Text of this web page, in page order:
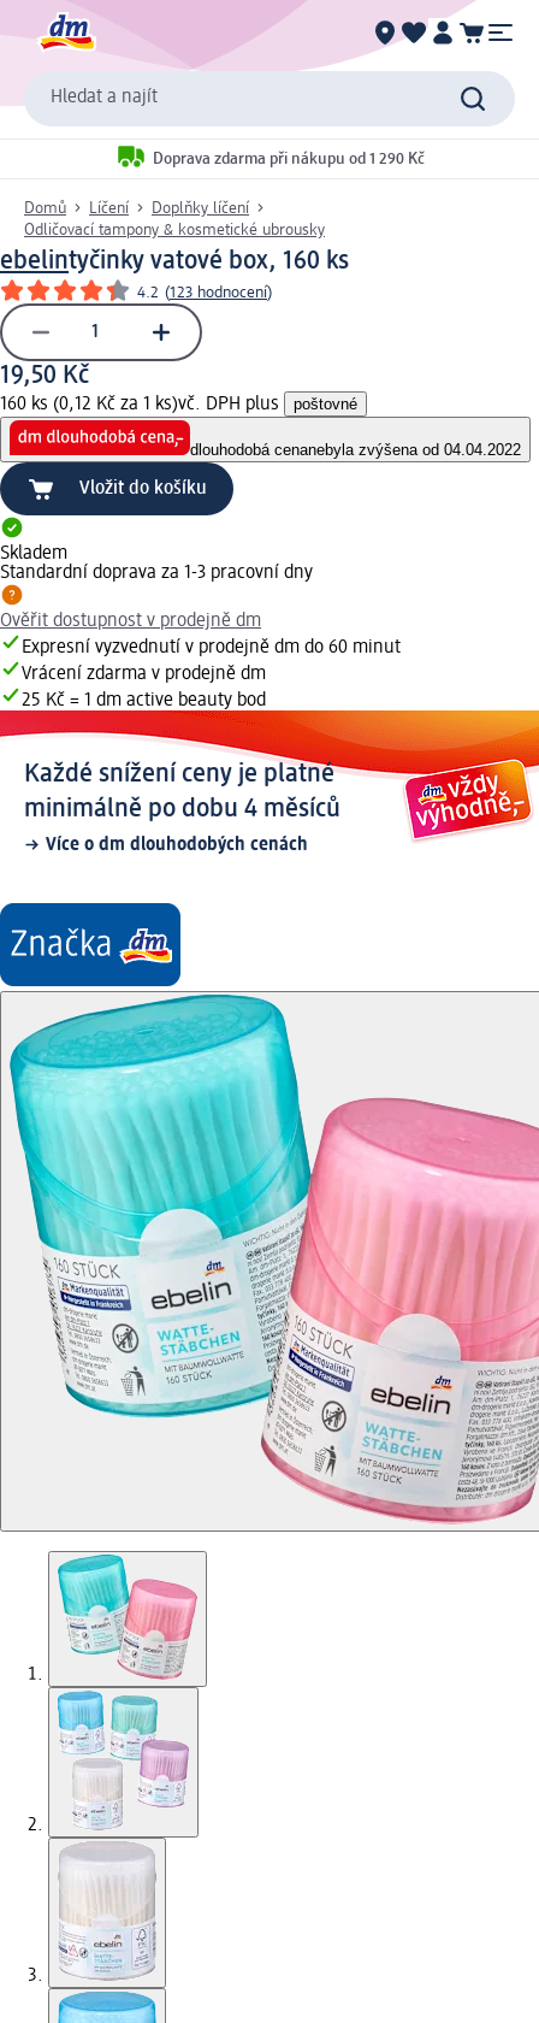
Hledat a najít
Doprava zdarma při nákupu od 1 290 Kč
Domů Líčení
Doplňky líčení
Odličovací tampony & kosmetické ubrousky
ebelintyčinky vatové box, 160 ks
4.2 (123 hodnocení)
19,50 Kč
160 ks (0,12 Kč za 1 ks)vč. DPH plus poštovné
dlouhodobá cenanebyla zvýšena od 04.04.2022
Vložit do košíku
Skladem
Standardní doprava za 1-3 pracovní dny
Ověřit dostupnost v prodejně dm
Expresní vyzvednutí v prodejně dm do 60 minut
Vrácení zdarma v prodejně dm
25 Kč = 1 dm active beauty bod
Každé snížení ceny je platné
minimálně po dobu 4 měsíců
Více o dm dlouhodobých cenách